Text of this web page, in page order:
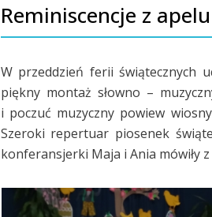
Reminiscencje z
W przeddzień ferii świątecznych
piękny montaż słowno –
i poczuć muzyczny powiew
Szeroki repertuar piosenek
konferansjerki Maja i Ania mówiły